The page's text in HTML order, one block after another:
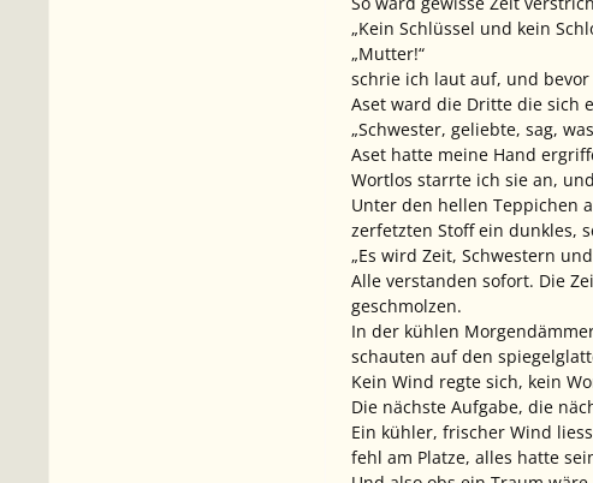
„Kein Schlüssel und kein
„Mutter!“
schrie ich laut auf, und
Aset ward die Dritte die sich
„Schwester, geliebte, sag,
Aset hatte meine Hand
Wortlos starrte ich sie an,
Unter den hellen Teppichen
zerfetzten Stoff ein dunkles,
„Es wird Zeit, Schwestern
Alle verstanden sofort. Die
geschmolzen.
In der kühlen
schauten auf den
Kein Wind regte sich, kein
Die nächste Aufgabe, die
Ein kühler, frischer Wind
fehl am Platze, alles hatte